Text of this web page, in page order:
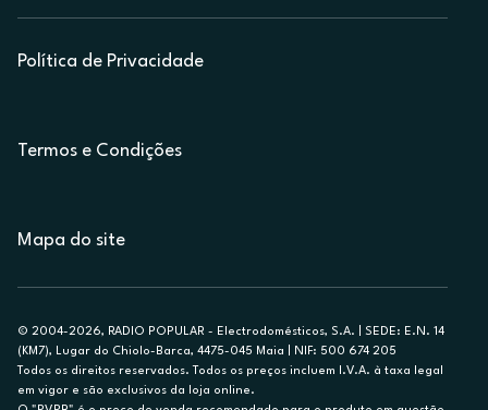
Política de Privacidade
Termos e Condições
Mapa do site
© 2004-2026, RADIO POPULAR - Electrodomésticos, S.A. | SEDE: E.N. 14
(KM7), Lugar do Chiolo-Barca, 4475-045 Maia | NIF: 500 674 205
Todos os direitos reservados. Todos os preços incluem I.V.A. à taxa legal
em vigor e são exclusivos da loja online.